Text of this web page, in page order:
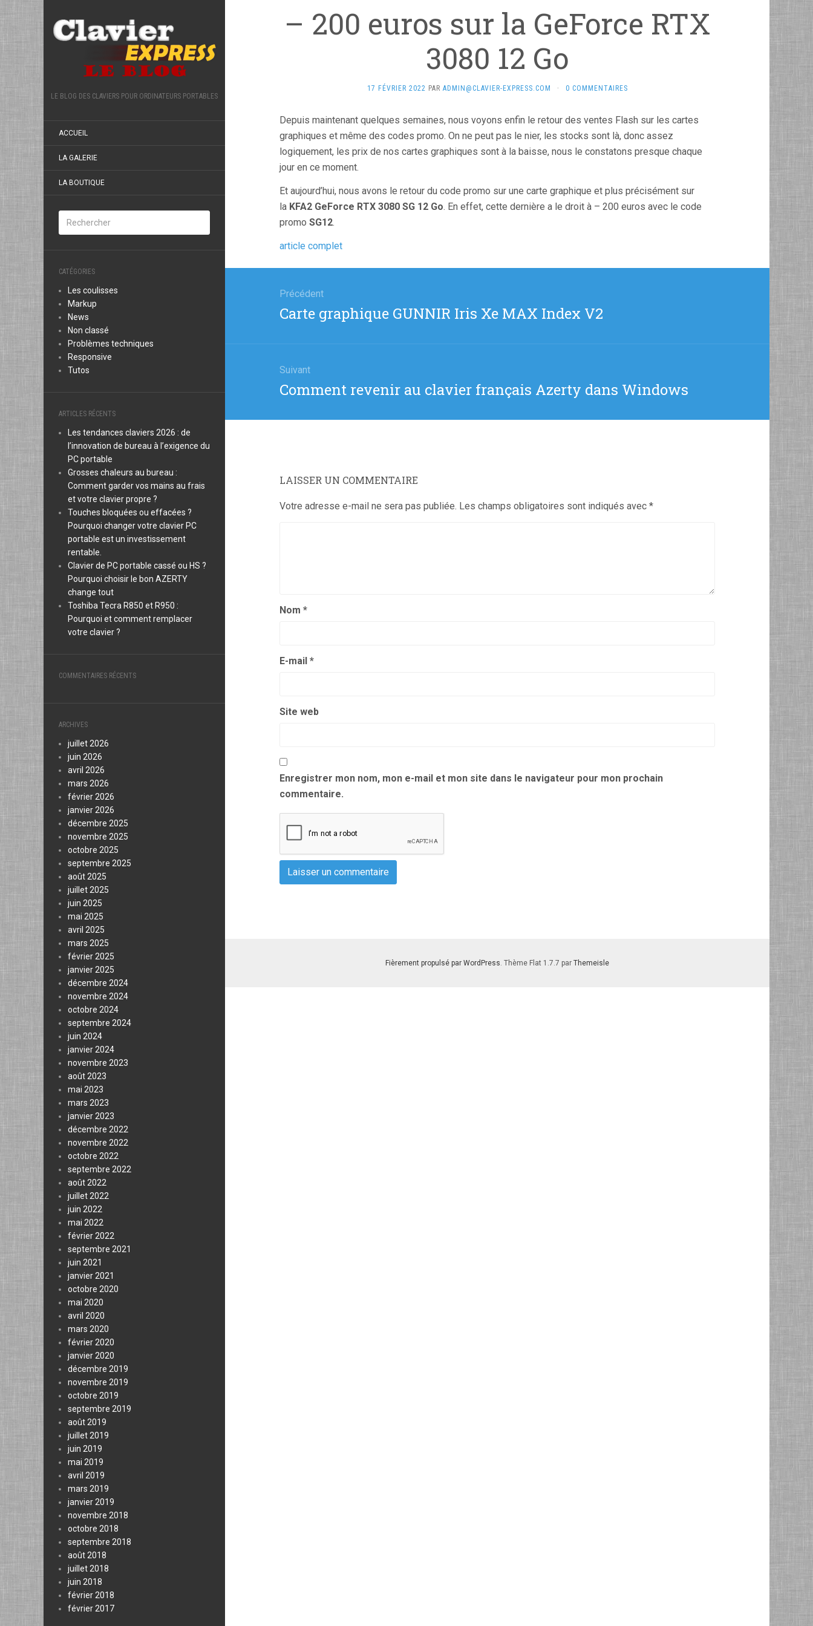
LE BLOG DES CLAVIERS POUR ORDINATEURS PORTABLES
ACCUEIL
LA GALERIE
LA BOUTIQUE
CATÉGORIES
Les coulisses
Markup
News
Non classé
Problèmes techniques
Responsive
Tutos
ARTICLES RÉCENTS
Les tendances claviers 2026 : de
l’innovation de bureau à l’exigence du
PC portable
Grosses chaleurs au bureau :
Comment garder vos mains au frais
et votre clavier propre ?
Touches bloquées ou effacées ?
Pourquoi changer votre clavier PC
portable est un investissement
rentable.
Clavier de PC portable cassé ou HS ?
Pourquoi choisir le bon AZERTY
change tout
Toshiba Tecra R850 et R950 :
Pourquoi et comment remplacer
votre clavier ?
COMMENTAIRES RÉCENTS
ARCHIVES
juillet 2026
juin 2026
avril 2026
mars 2026
février 2026
janvier 2026
décembre 2025
novembre 2025
octobre 2025
septembre 2025
août 2025
juillet 2025
juin 2025
mai 2025
avril 2025
mars 2025
février 2025
janvier 2025
décembre 2024
novembre 2024
octobre 2024
septembre 2024
juin 2024
janvier 2024
novembre 2023
août 2023
mai 2023
mars 2023
janvier 2023
décembre 2022
novembre 2022
octobre 2022
septembre 2022
août 2022
juillet 2022
juin 2022
mai 2022
février 2022
septembre 2021
juin 2021
janvier 2021
octobre 2020
mai 2020
avril 2020
mars 2020
février 2020
janvier 2020
décembre 2019
novembre 2019
octobre 2019
septembre 2019
août 2019
juillet 2019
juin 2019
mai 2019
avril 2019
mars 2019
janvier 2019
novembre 2018
octobre 2018
septembre 2018
août 2018
juillet 2018
juin 2018
février 2018
février 2017
– 200 euros sur la GeForce RTX
3080 12 Go
17 FÉVRIER 2022 PAR ADMIN@CLAVIER-EXPRESS.COM · 0 COMMENTAIRES
Depuis maintenant quelques semaines, nous voyons enfin le retour des ventes Flash sur les cartes
graphiques et même des codes promo. On ne peut pas le nier, les stocks sont là, donc assez
logiquement, les prix de nos cartes graphiques sont à la baisse, nous le constatons presque chaque
jour en ce moment.
Et aujourd’hui, nous avons le retour du code promo sur une carte graphique et plus précisément sur
la KFA2 GeForce RTX 3080 SG 12 Go. En effet, cette dernière a le droit à – 200 euros avec le code
promo SG12.
article complet
l’article
Précédent
Article
précédent
Carte graphique GUNNIR Iris Xe MAX Index V2
Suivant
Article
Comment revenir au clavier français Azerty dans Windows
LAISSER UN COMMENTAIRE
Votre adresse e-mail ne sera pas publiée. Les champs obligatoires sont indiqués avec *
Nom *
E-mail *
Site web
Enregistrer mon nom, mon e-mail et mon site dans le navigateur pour mon prochain
commentaire.
Fièrement propulsé par WordPress. Thème Flat 1.7.7 par Themeisle